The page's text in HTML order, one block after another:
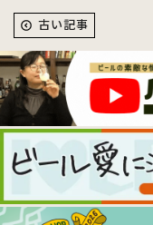
古い記事